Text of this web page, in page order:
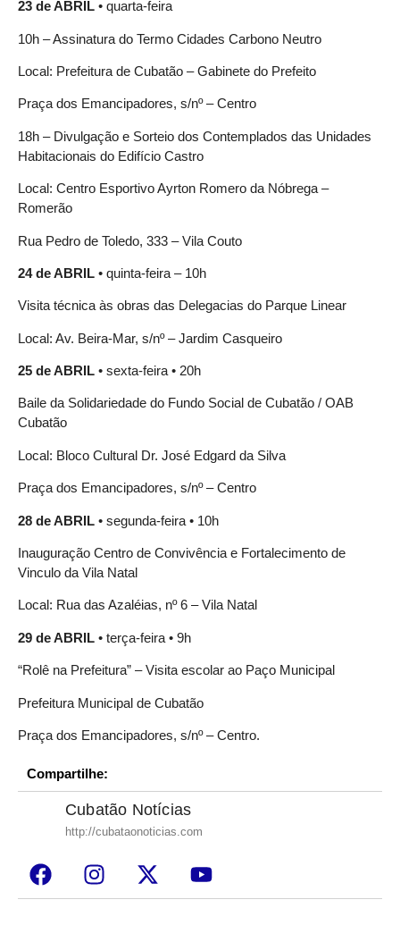
23 de ABRIL • quarta-feira
10h – Assinatura do Termo Cidades Carbono Neutro
Local: Prefeitura de Cubatão – Gabinete do Prefeito
Praça dos Emancipadores, s/nº – Centro
18h – Divulgação e Sorteio dos Contemplados das Unidades
Habitacionais do Edifício Castro
Local: Centro Esportivo Ayrton Romero da Nóbrega –
Romerão
Rua Pedro de Toledo, 333 – Vila Couto
24 de ABRIL • quinta-feira – 10h
Visita técnica às obras das Delegacias do Parque Linear
Local: Av. Beira-Mar, s/nº – Jardim Casqueiro
25 de ABRIL • sexta-feira • 20h
Baile da Solidariedade do Fundo Social de Cubatão / OAB
Cubatão
Local: Bloco Cultural Dr. José Edgard da Silva
Praça dos Emancipadores, s/nº – Centro
28 de ABRIL • segunda-feira • 10h
Inauguração Centro de Convivência e Fortalecimento de
Vinculo da Vila Natal
Local: Rua das Azaléias, nº 6 – Vila Natal
29 de ABRIL • terça-feira • 9h
“Rolê na Prefeitura” – Visita escolar ao Paço Municipal
Prefeitura Municipal de Cubatão
Praça dos Emancipadores, s/nº – Centro.
Compartilhe:
Cubatão Notícias
http://cubataonoticias.com